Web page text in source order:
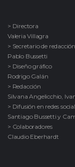
> Directora
Valeria Villagra
> Secretario de redacción
Pablo Bussetti
> Diseño gráfico
Rodrigo Galán
> Redacción
Silvana Angelicchio,
> Difusión en redes
Santiago Bussetti y
> Colaboradores
Claudio Eberhardt